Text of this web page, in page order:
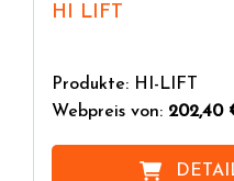
HI LIFT
Produkte: HI-LIFT
Webpreis von: 202,40